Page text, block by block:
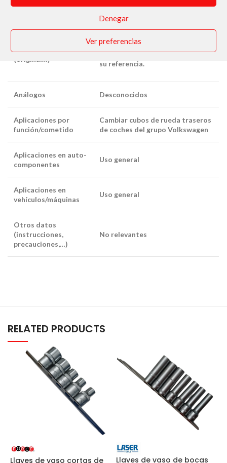
Denegar
Ver preferencias
Tipo de artículo
(original…)
etiquetado por nosotros
respetando el logo de la marca y
su referencia.
Análogos Desconocidos
Aplicaciones por
función/cometido
Cambiar cubos de rueda traseros
de coches del grupo Volkswagen
Aplicaciones en auto-
componentes
Uso general
Aplicaciones en
vehículos/máquinas
Uso general
Otros datos
(instrucciones,
precauciones,…)
No relevantes
RELATED PRODUCTS
Llaves de vaso cortas de
Llaves de vaso de bocas